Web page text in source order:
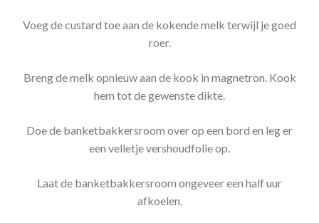
Voeg de custard toe aan de kokende melk terwijl je goed
roer.
Breng de melk opnieuw aan de kook in magnetron. Kook
hem tot de gewenste dikte.
Doe de banketbakkersroom over op een bord en leg er
een velletje vershoudfolie op.
Laat de banketbakkersroom ongeveer een half uur
afkoelen.